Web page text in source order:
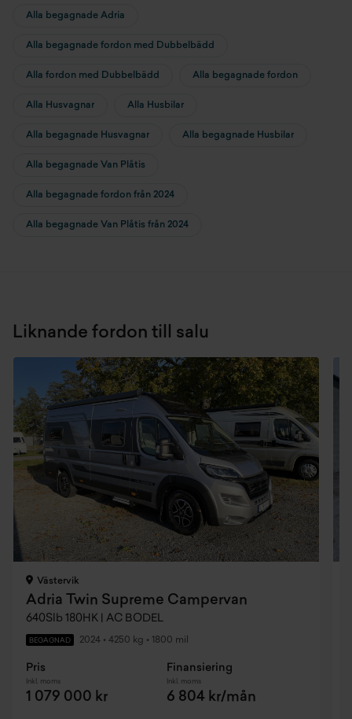
Alla begagnade Adria
Alla begagnade fordon med Dubbelbädd
Alla fordon med Dubbelbädd Alla begagnade fordon
Alla Husvagnar Alla Husbilar
Alla begagnade Husvagnar Alla begagnade Husbilar
Alla begagnade Van Plåtis
Alla begagnade fordon från 2024
Alla begagnade Van Plåtis från 2024
Liknande fordon till salu
Västervik
Adria Twin Supreme Campervan
640Slb 180HK | AC BODEL
BEGAGNAD 2024 • 4250 kg • 1800 mil
Pris
Inkl. moms
1 079 000 kr
Finansiering
Inkl. moms
6 804 kr/mån